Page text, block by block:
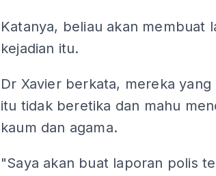
Katanya, beliau akan membuat
kejadian itu.
Dr Xavier berkata, mereka
itu tidak beretika dan mahu
kaum dan agama.
"Saya akan buat laporan polis